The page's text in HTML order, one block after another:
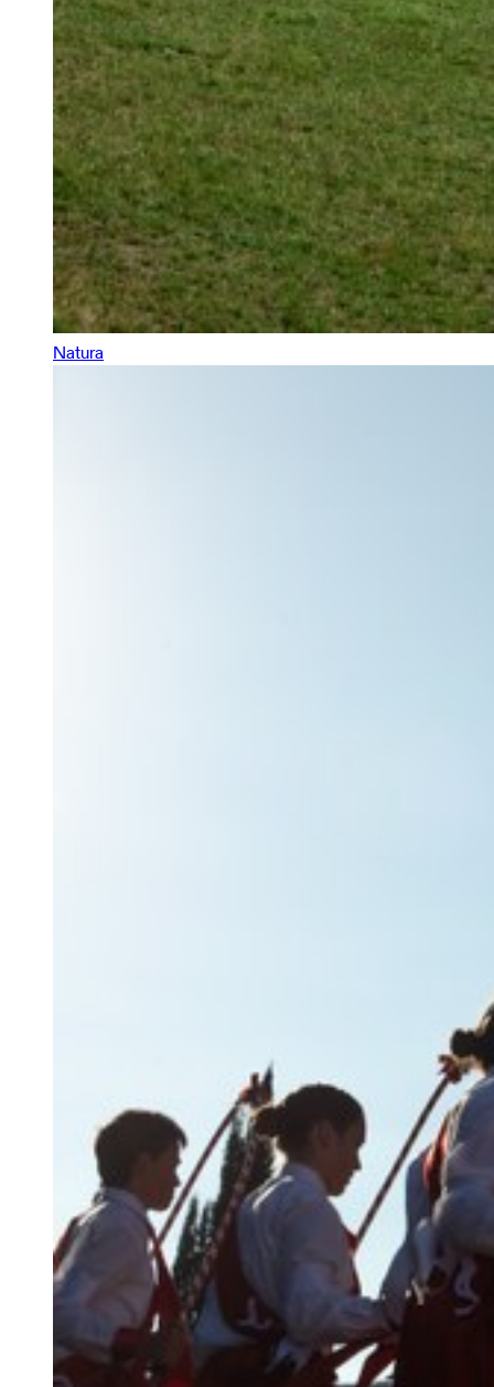
Natura